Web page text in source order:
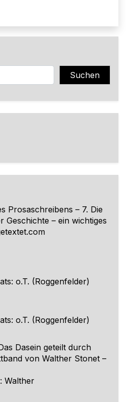
Suchen
Prosaschreibens – 7. Die
Geschichte – ein wichtiges
o.T. (Roggenfelder)
o.T. (Roggenfelder)
Dasein geteilt durch
von Walther Stonet –
Walther